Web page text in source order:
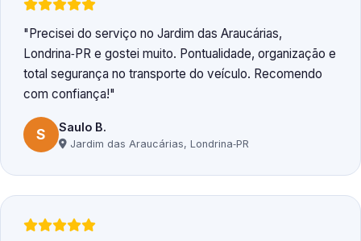
Precisei do serviço no Jardim das Araucárias,
Londrina‑PR e gostei muito. Pontualidade, organização e
total segurança no transporte do veículo. Recomendo
com confiança!
S Saulo B.
Jardim das Araucárias, Londrina‑PR